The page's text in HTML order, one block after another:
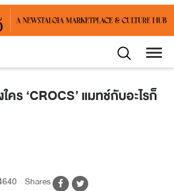
คร ‘CROCS’ แมทช์กับอะไรก็
Shares